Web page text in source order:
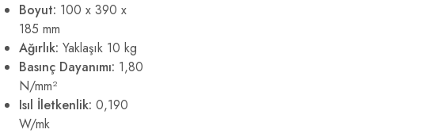
Boyut: 100 x 390 x
185 mm
Ağırlık: Yaklaşık 10 kg
Basınç Dayanımı: 1,80
N/mm²
Isıl İletkenlik: 0,190
W/mk